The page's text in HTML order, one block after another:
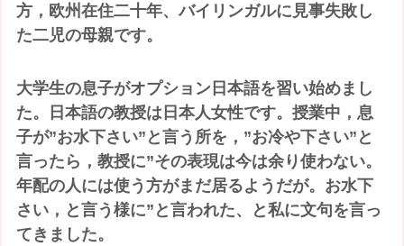
方，欧州在住二十年、バイリンガルに見事失敗し
た二児の母親です。
大学生の息子がオプション日本語を習い始めまし
た。日本語の教授は日本人女性です。授業中，息
子が”お水下さい”と言う所を，”お冷や下さい”と
言ったら，教授に”その表現は今は余り使わない。
年配の人には使う方がまだ居るようだが。お水下
さい，と言う様に”と言われた、と私に文句を言っ
てきました。